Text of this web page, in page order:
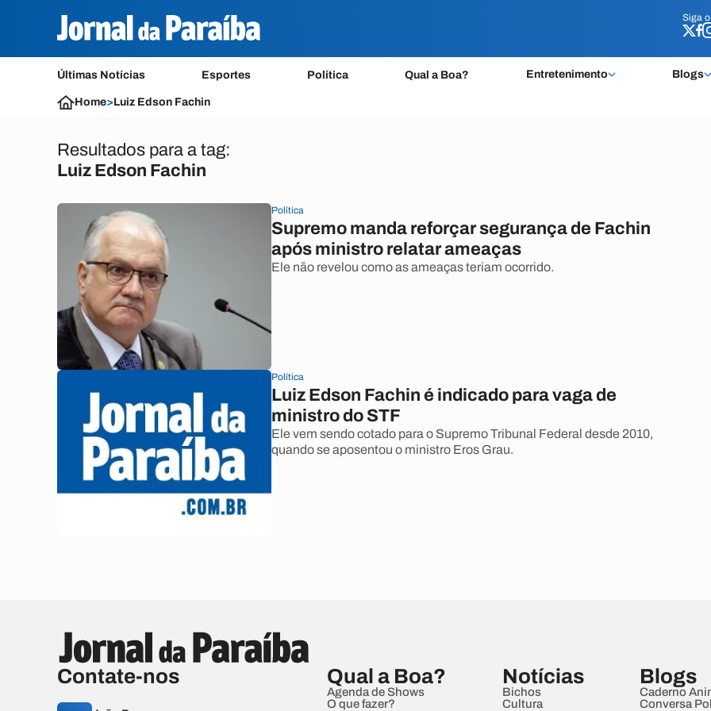
Siga o
Últimas Notícias Esportes Política Qual a Boa? Entretenimento Blogs
Siga o
Home>Luiz Edson Fachin
Resultados para a tag:
Luiz Edson Fachin
Política
Supremo manda reforçar segurança de Fachin
após ministro relatar ameaças
Ele não revelou como as ameaças teriam ocorrido.
Política
Luiz Edson Fachin é indicado para vaga de
ministro do STF
Ele vem sendo cotado para o Supremo Tribunal Federal desde 2010,
quando se aposentou o ministro Eros Grau.
Contate-nos Qual a Boa?
Agenda de Shows
O que fazer?
Notícias
Bichos
Cultura
Blogs
Caderno
Conversa